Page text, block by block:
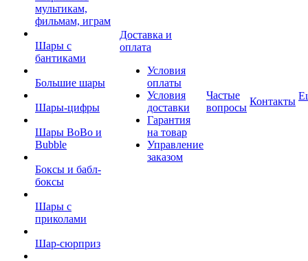
мультикам,
фильмам, играм
Шары с
бантиками
Большие шары
Шары-цифры
Шары BoBo и
Bubble
Боксы и бабл-
боксы
Шары с
приколами
Шар-сюрприз
Доставка и
оплата
Условия
оплаты
Условия
доставки
Гарантия
на товар
Управление
заказом
Частые
вопросы
Контакты